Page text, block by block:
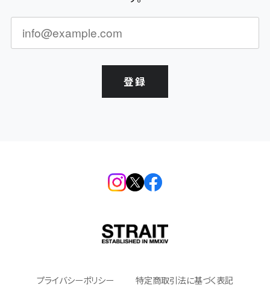
登録
プライバシーポリシー 特定商取引法に基づく表記